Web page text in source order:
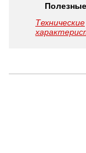
Технические